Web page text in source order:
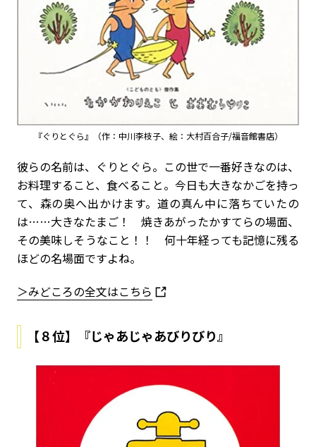
『ぐりとぐら』（作：中川李枝子、絵：大村百合子/福音館書店）
彼らの名前は、ぐりとぐら。この世で一番好きなのは、
お料理すること、食べること。今日も大きなかごを持っ
て、森の奥へ出かけます。道の真ん中に落ちていたの
は……大きなたまご！ 焼きあがったかすてらの場面、
その美味しそうなこと！！ 何十年経っても記憶に残る
ほどの名場面ですよね。
＞みどころの全文はこちら
【８位】『じゃあじゃあびりびり』